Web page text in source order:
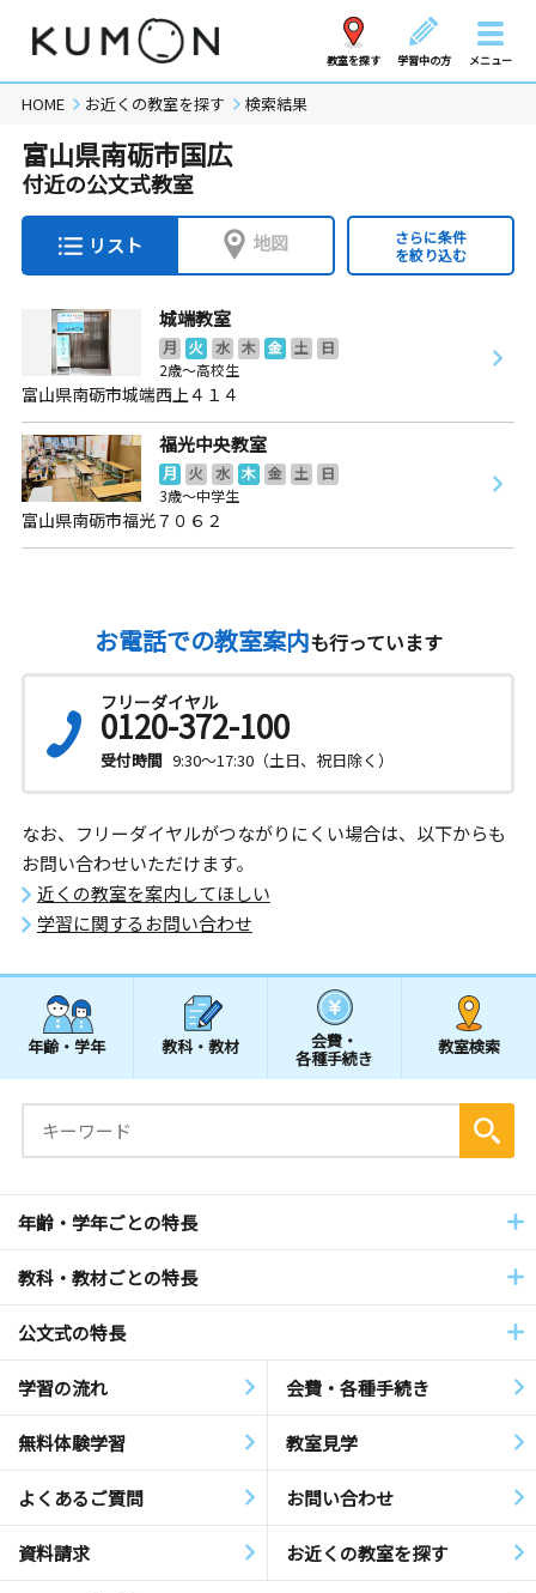
教室を探す 学習中の方 メニュー
HOME お近くの教室を探す 検索結果
富山県南砺市国広
付近の公文式教室
リスト 地図
さらに条件
を絞り込む
城端教室
月 火 水 木 金 土
日
2歳～高校生
富山県南砺市城端西上４１４
福光中央教室
月 火 水 木 金 土
日
3歳～中学生
富山県南砺市福光７０６２
お電話での教室案内も行っています
フリーダイヤル
0120-372-100
受付時間 9:30～17:30（土日、祝日除く）
なお、フリーダイヤルがつながりにくい場合は、以下からも
お問い合わせいただけます。
近くの教室を案内してほしい
学習に関するお問い合わせ
年齢・学年 教科・教材 会費・
各種手続き
教室検索
年齢・学年ごとの特長
教科・教材ごとの特長
公文式の特長
学習の流れ 会費・各種手続き
無料体験学習 教室見学
よくあるご質問 お問い合わせ
資料請求 お近くの教室を探す